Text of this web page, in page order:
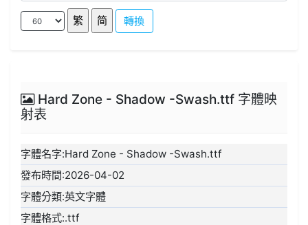
轉換
Hard Zone - Shadow -Swash.ttf 字體映
射表
字體名字:Hard Zone - Shadow -Swash.ttf
發布時間:2026-04-02
字體分類:英文字體
字體格式:.ttf